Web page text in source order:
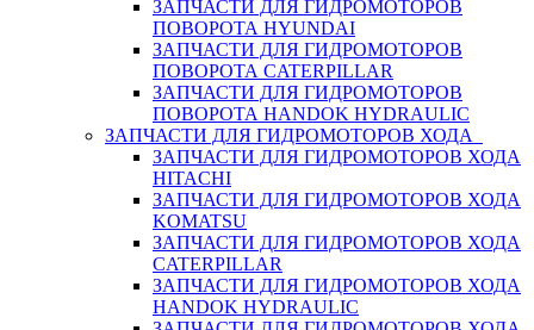
ЗАПЧАСТИ ДЛЯ ГИДРОМОТОРОВ
ПОВОРОТА HYUNDAI
ЗАПЧАСТИ ДЛЯ ГИДРОМОТОРОВ
ПОВОРОТА CATERPILLAR
ЗАПЧАСТИ ДЛЯ ГИДРОМОТОРОВ
ПОВОРОТА HANDOK HYDRAULIC
ЗАПЧАСТИ ДЛЯ ГИДРОМОТОРОВ ХОДА
ЗАПЧАСТИ ДЛЯ ГИДРОМОТОРОВ ХОДА
HITACHI
ЗАПЧАСТИ ДЛЯ ГИДРОМОТОРОВ ХОДА
KOMATSU
ЗАПЧАСТИ ДЛЯ ГИДРОМОТОРОВ ХОДА
CATERPILLAR
ЗАПЧАСТИ ДЛЯ ГИДРОМОТОРОВ ХОДА
HANDOK HYDRAULIC